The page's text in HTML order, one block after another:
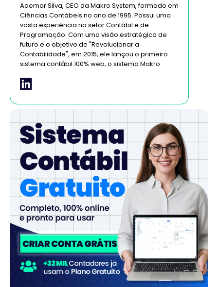
Ademar Silva, CEO da Makro System, formado em
Ciências Contábeis no ano de 1995. Possui uma
vasta experiência no setor Contábil e de
Programação. Com uma visão estratégica de
futuro e o objetivo de "Revolucionar a
Contabilidade", em 2015, ele lançou o primeiro
sistema contábil 100% web, o sistema Makro.